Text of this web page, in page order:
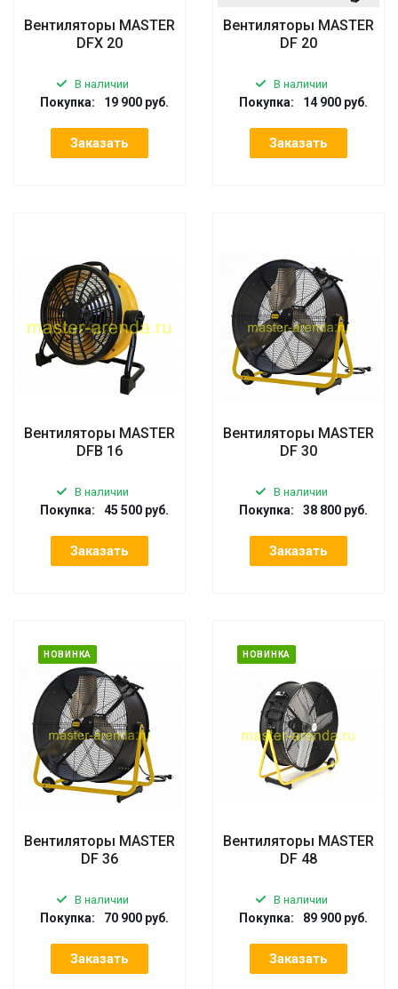
Вентиляторы MASTER
DFX 20
В наличии
Покупка: 19 900 руб.
Заказать
Вентиляторы MASTER
DF 20
В наличии
Покупка: 14 900 руб.
Заказать
Вентиляторы MASTER
DFB 16
В наличии
Покупка: 45 500 руб.
Заказать
Вентиляторы MASTER
DF 30
В наличии
Покупка: 38 800 руб.
Заказать
НОВИНКА
Вентиляторы MASTER
DF 36
В наличии
Покупка: 70 900 руб.
Заказать
НОВИНКА
Вентиляторы MASTER
DF 48
В наличии
Покупка: 89 900 руб.
Заказать